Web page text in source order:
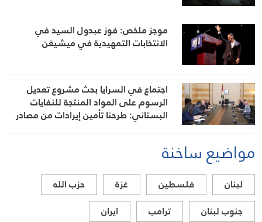
موجز ملخص: فوز عبدول السيد في
الانتخابات التمهيدية في ميشيغن
اجتماع في السرايا بحث مشروع تعديل
الرسوم على المواد المنتجة للنفايات
البستاني: طرحنا تأمين إيرادات من مصادر
مواضيع ساخنة
لبنان فلسطين غزة
حزب الله
جنوب لبنان
ترامب
ايران